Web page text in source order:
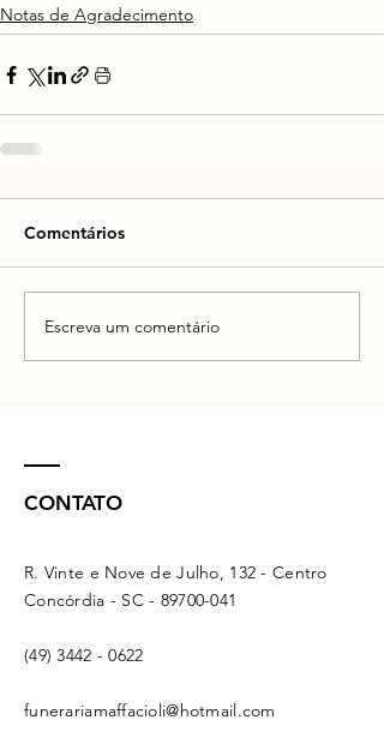
Notas de Agradecimento
Comentários
Escreva um comentário
CONTATO
R. Vinte e Nove de Julho, 132 - Centro
Concórdia - SC - 89700-041
(49) 3442 - 0622
funerariamaffacioli@hotmail.com